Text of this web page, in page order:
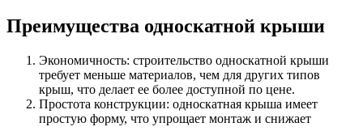
Преимущества односкатной крыши
Экономичность: строительство односкатной крыши
требует меньше материалов, чем для других типов
крыш, что делает ее более доступной по цене.
Простота конструкции: односкатная крыша имеет
простую форму, что упрощает монтаж и снижает